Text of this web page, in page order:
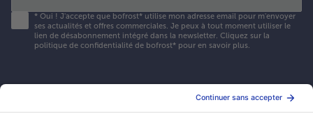
* Oui ! J'accepte que bofrost* utilise mon adresse email pour m'envoyer
ses actualités et offres commerciales. Je peux à tout moment utiliser le
lien de désabonnement intégré dans la newsletter. Cliquez sur la
politique de confidentialité de bofrost* pour en savoir plus.
Mon compte bofrost*